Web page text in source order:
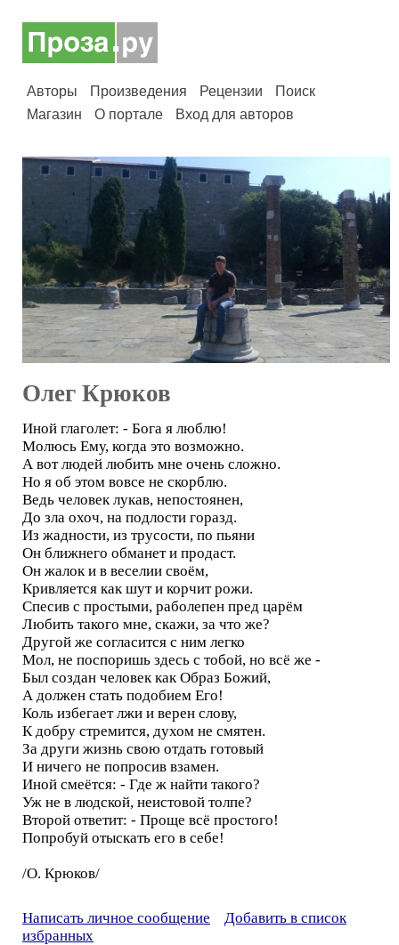
Авторы Произведения Рецензии
Поиск
Магазин
О портале Вход для авторов
Олег Крюков
Иной глаголет: - Бога я люблю!
Молюсь Ему, когда это возможно.
А вот людей любить мне очень сложно.
Но я об этом вовсе не скорблю.
Ведь человек лукав, непостоянен,
До зла охоч, на подлости горазд.
Из жадности, из трусости, по пьяни
Он ближнего обманет и продаст.
Он жалок и в веселии своём,
Кривляется как шут и корчит рожи.
Спесив с простыми, раболепен пред царём
Любить такого мне, скажи, за что же?
Другой же согласится с ним легко
Мол, не поспоришь здесь с тобой, но всё же -
Был создан человек как Образ Божий,
А должен стать подобием Его!
Коль избегает лжи и верен слову,
К добру стремится, духом не смятен.
За други жизнь свою отдать готовый
И ничего не попросив взамен.
Иной смеётся: - Где ж найти такого?
Уж не в людской, неистовой толпе?
Второй ответит: - Проще всё простого!
Попробуй отыскать его в себе!
/О. Крюков/
Написать личное сообщение
Добавить в список
избранных